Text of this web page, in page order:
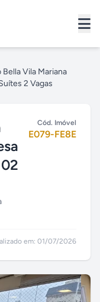
Vila Mariana
2 Vagas
Cód. Imóvel
E079-FE8E
em: 01/07/2026